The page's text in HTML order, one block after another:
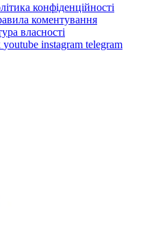
конфіденційності
коментування
власності
youtube instagram telegram